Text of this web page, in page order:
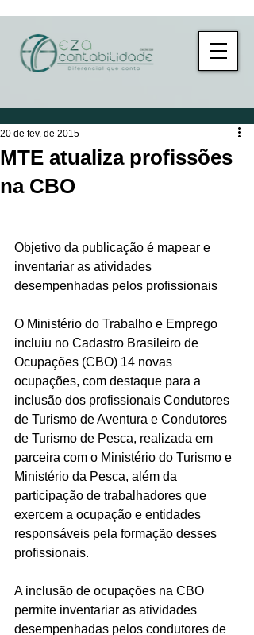
MTE atualiza profissões
na CBO
20 de fev. de 2015
Objetivo da publicação é mapear e
inventariar as atividades
desempenhadas pelos profissionais
O Ministério do Trabalho e Emprego
incluiu no Cadastro Brasileiro de
Ocupações (CBO) 14 novas
ocupações, com destaque para a
inclusão dos profissionais Condutores
de Turismo de Aventura e Condutores
de Turismo de Pesca, realizada em
parceira com o Ministério do Turismo e
Ministério da Pesca, além da
participação de trabalhadores que
exercem a ocupação e entidades
responsáveis pela formação desses
profissionais.
A inclusão de ocupações na CBO
permite inventariar as atividades
desempenhadas pelos condutores de